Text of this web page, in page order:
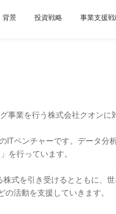
背景 投資戦略 事業支援
業を行う株式会社クオンに
ベンチャーです。データ分
を行っています。
式を引き受けるとともに、
活動を支援していきます。